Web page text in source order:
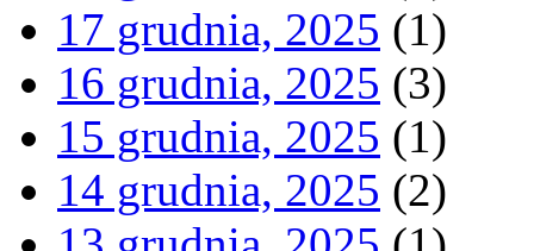
17 grudnia, 2025 (1)
16 grudnia, 2025 (3)
15 grudnia, 2025 (1)
14 grudnia, 2025 (2)